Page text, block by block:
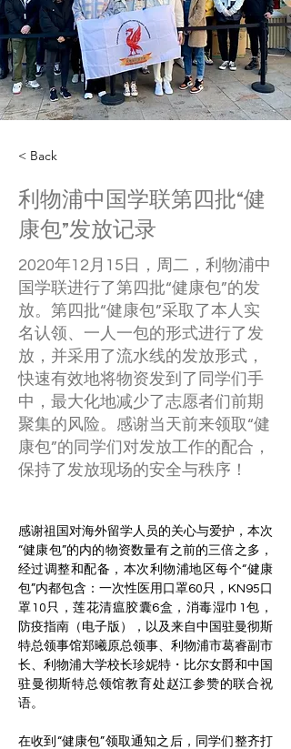
< Back
利物浦中国学联第四批“健
康包”发放记录
2020年12月15日，周二，利物浦中
国学联进行了第四批“健康包”的发
放。第四批“健康包”采取了本人实
名认领、一人一包的形式进行了发
放，并采用了流水线的发放形式，
快速有效地将物资发到了同学们手
中，最大化地减少了志愿者们前期
聚集的风险。感谢当天前来领取“健
康包”的同学们对发放工作的配合，
保持了发放现场的安全与秩序！
感谢祖国对海外留学人员的关心与爱护，本次
“健康包”的内的物资数量有之前的三倍之多，
经过调整和配备，本次利物浦地区每个“健康
包”内都包含：一次性医用口罩60只，KN95口
罩10只，莲花清瘟胶囊6盒，消毒湿巾1包，
防疫指南（电子版），以及来自中国驻曼彻斯
特总领事馆郑曦原总领事、利物浦市葛睿副市
长、利物浦大学校长珍妮特・比尔女爵和中国
驻曼彻斯特总领馆教育处赵江参赞的联合祝
在收到“健康包”领取通知之后，同学们整齐打